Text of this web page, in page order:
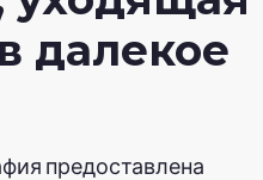
далекое
предоставлена